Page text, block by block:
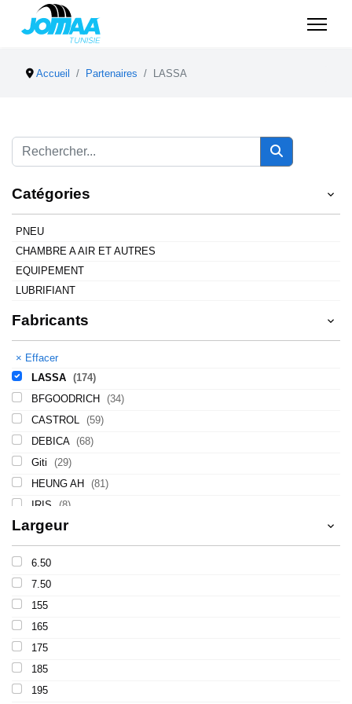
Accueil Partenaires LASSA
Catégories
PNEU
CHAMBRE A AIR ET AUTRES
EQUIPEMENT
LUBRIFIANT
Fabricants
× Effacer
LASSA (174)
BFGOODRICH
(34)
CASTROL (59)
DEBICA (68)
Giti
(29)
HEUNG AH
(81)
IRIS
(8)
ITALMATIC
KLEBER (116)
LING LONG
MICHELIN
MITAS
Mondolfo ferro
PIRELLI
PROMETEON
SCHRADER
Largeur
6.50
7.50
155
165
175
185
195